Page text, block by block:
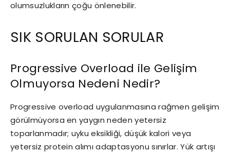
olumsuzlukların çoğu önlenebilir.
SIK SORULAN SORULAR
Progressive Overload ile Gelişim
Olmuyorsa Nedeni Nedir?
Progressive overload uygulanmasına rağmen gelişim
görülmüyorsa en yaygın neden yetersiz
toparlanmadır; uyku eksikliği, düşük kalori veya
yetersiz protein alımı adaptasyonu sınırlar. Yük artışı